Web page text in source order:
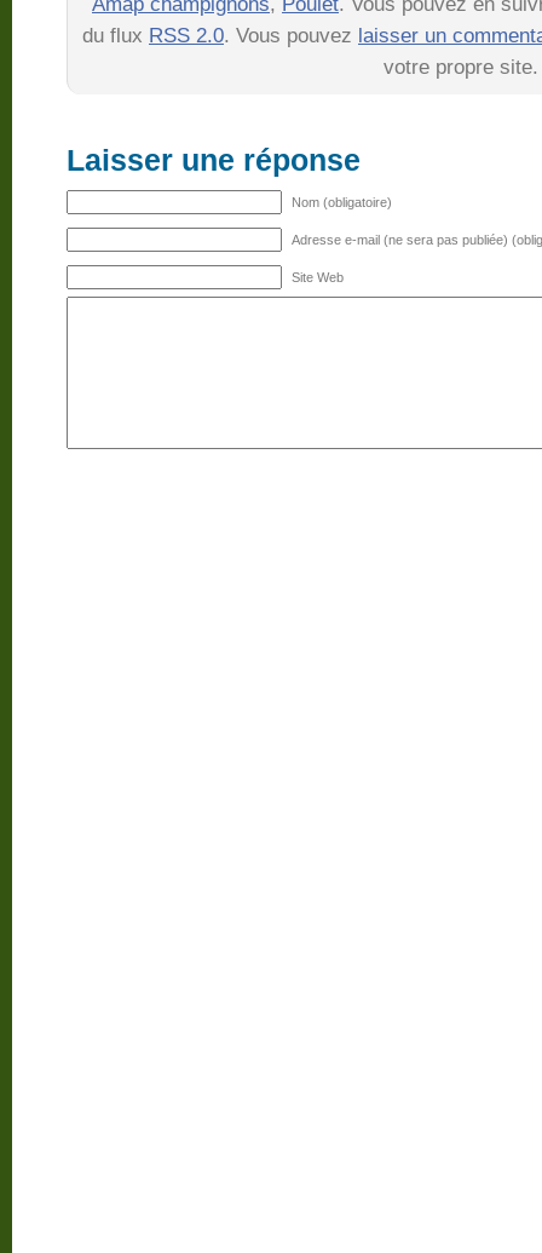
du flux RSS 2.0. Vous pouvez laisser un
votre propre site.
Laisser une réponse
Nom (obligatoire)
Adresse e-mail (ne sera pas publiée)
Site Web